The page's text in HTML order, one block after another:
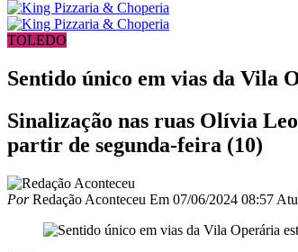
TOLEDO
Sentido único em vias da Vila
Sinalização nas ruas Olívia
partir de segunda-feira (10)
PorRedação Aconteceu Em 07/06/2024 08:57